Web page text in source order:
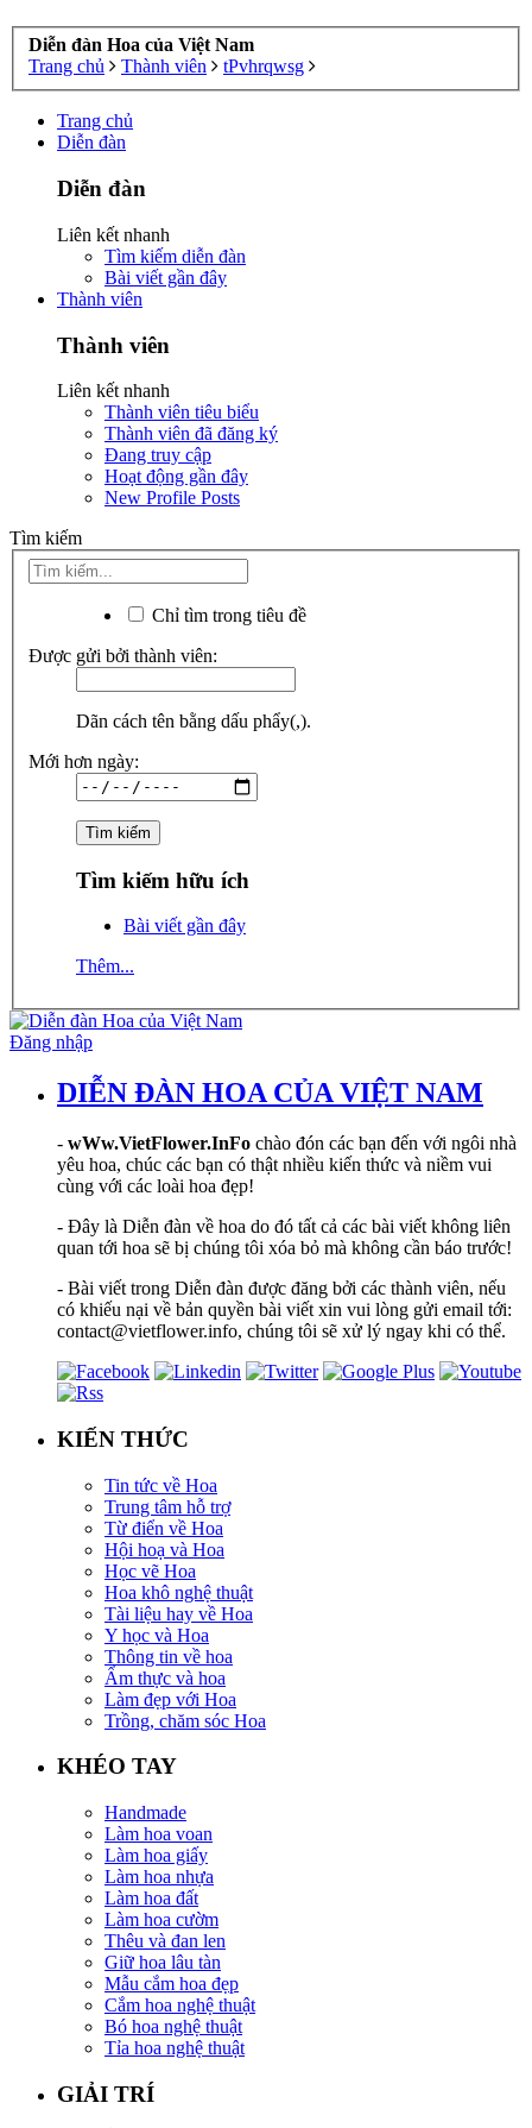
Diễn đàn Hoa của Việt Nam
Trang chủ
Thành viên tPvhrqwsg
Trang chủ
Diễn đàn
Diễn đàn
Liên kết nhanh
Tìm kiếm diễn đàn
Bài viết gần đây
Thành viên
Thành viên
Liên kết nhanh
Thành viên tiêu biểu
Thành viên đã đăng ký
Đang truy cập
Hoạt động gần đây
New Profile Posts
Tìm kiếm
Chỉ tìm trong tiêu đề
Được gửi bởi thành viên:
Dãn cách tên bằng dấu phẩy(,).
Mới hơn ngày:
Tìm kiếm hữu ích
Bài viết gần đây
Thêm...
Đăng nhập
DIỄN ĐÀN HOA CỦA VIỆT NAM
- wWw.VietFlower.InFo chào đón các bạn đến với ngôi nhà
yêu hoa, chúc các bạn có thật nhiều kiến thức và niềm vui
cùng với các loài hoa đẹp!
- Đây là Diễn đàn về hoa do đó tất cả các bài viết không liên
quan tới hoa sẽ bị chúng tôi xóa bỏ mà không cần báo trước!
- Bài viết trong Diễn đàn được đăng bởi các thành viên, nếu
có khiếu nại về bản quyền bài viết xin vui lòng gửi email tới:
contact@vietflower.info, chúng tôi sẽ xử lý ngay khi có thể.
KIẾN THỨC
Tin tức về Hoa
Trung tâm hỗ trợ
Từ điển về Hoa
Hội hoạ và Hoa
Học vẽ Hoa
Hoa khô nghệ thuật
Tài liệu hay về Hoa
Y học và Hoa
Thông tin về hoa
Ẩm thực và hoa
Làm đẹp với Hoa
Trồng, chăm sóc Hoa
KHÉO TAY
Handmade
Làm hoa voan
Làm hoa giấy
Làm hoa nhựa
Làm hoa đất
Làm hoa cườm
Thêu và đan len
Giữ hoa lâu tàn
Mẫu cắm hoa đẹp
Cắm hoa nghệ thuật
Bó hoa nghệ thuật
Tỉa hoa nghệ thuật
GIẢI TRÍ